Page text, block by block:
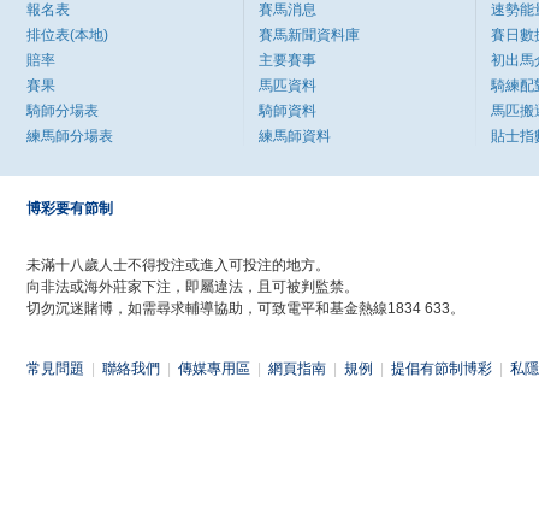
報名表
排位表(本地)
賠率
賽果
騎師分場表
練馬師分場表
賽馬消息
賽馬新聞資料庫
主要賽事
馬匹資料
騎師資料
練馬師資料
速勢能
賽日數
初出馬
騎練配
馬匹搬
貼士指
博彩要有節制
未滿十八歲人士不得投注或進入可投注的地方。
向非法或海外莊家下注，即屬違法，且可被判監禁。
切勿沉迷賭博，如需尋求輔導協助，可致電平和基金熱線1834 633。
常見問題 聯絡我們 傳媒專用區 網頁指南 規例 提倡有節制博彩 私